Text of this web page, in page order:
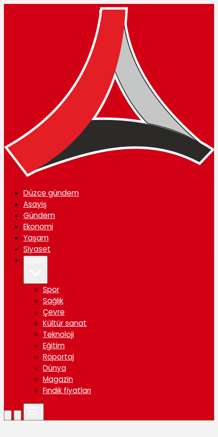
Düzce gündem
Asayiş
Gündem
Ekonomi
Yaşam
Siyaset
Spor
Sağlık
Çevre
Kültür sanat
Teknoloji
Eğitim
Röportaj
Dünya
Magazin
Fındık fiyatları